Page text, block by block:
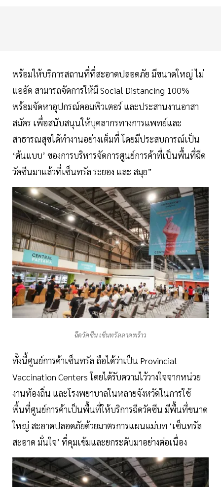
พร้อมให้บริการสถานที่ที่สะอาดปลอดภัย มีขนาดใหญ่ ไม่
แออัด สามารถจัดการให้มี Social Distancing 100%
พร้อมจัดหาอุปกรณ์คอมพิวเตอร์ และประสานงานอาสา
สมัคร เพื่อสนับสนุนให้บุคลากรทางการแพทย์และ
สาธารณสุขได้ทำงานอย่างเต็มที่ โดยมีประสบการณ์เป็น
‘ต้นแบบ’ ของการบริหารจัดการศูนย์การค้าที่เป็นพื้นที่ฉีด
วัคซีนมาแล้วที่เซ็นทรัล ระยอง และ สมุย”
ฉีดวัคซีน เซ็นทรัลลาดพร้าว
ทั้งนี้ศูนย์การค้าเซ็นทรัล ถือได้ว่าเป็น Provincial
Vaccination Centers โดยได้รับความไว้วางใจจากหน่วย
งานท้องถิ่น และโรงพยาบาลในหลายจังหวัดในการใช้
พื้นที่ศูนย์การค้าเป็นพื้นที่ให้บริการฉีดวัคซีน มีพื้นที่ขนาด
ใหญ่ สะอาดปลอดภัยด้วยมาตรการแผนแม่บท ‘เซ็นทรัล
สะอาด มั่นใจ’ ที่คุมเข้มและยกระดับมาอย่างต่อเนื่อง